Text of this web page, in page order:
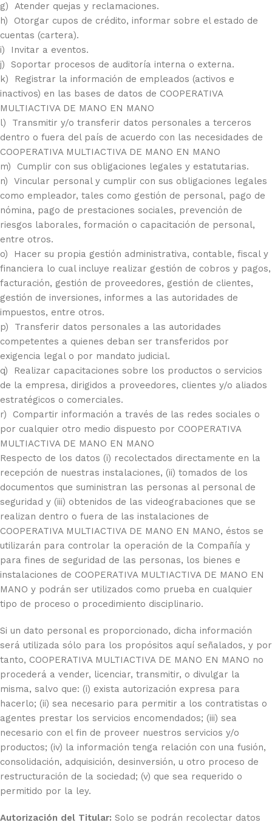
g) Atender quejas y reclamaciones.
h) Otorgar cupos de crédito, informar sobre el estado de
cuentas (cartera).
i) Invitar a eventos.
j) Soportar procesos de auditoría interna o externa.
k) Registrar la información de empleados (activos e
inactivos) en las bases de datos de COOPERATIVA
MULTIACTIVA DE MANO EN MANO
l) Transmitir y/o transferir datos personales a terceros
dentro o fuera del país de acuerdo con las necesidades de
COOPERATIVA MULTIACTIVA DE MANO EN MANO
m) Cumplir con sus obligaciones legales y estatutarias.
n) Vincular personal y cumplir con sus obligaciones legales
como empleador, tales como gestión de personal, pago de
nómina, pago de prestaciones sociales, prevención de
riesgos laborales, formación o capacitación de personal,
entre otros.
o) Hacer su propia gestión administrativa, contable, fiscal y
financiera lo cual incluye realizar gestión de cobros y pagos,
facturación, gestión de proveedores, gestión de clientes,
gestión de inversiones, informes a las autoridades de
impuestos, entre otros.
p) Transferir datos personales a las autoridades
competentes a quienes deban ser transferidos por
exigencia legal o por mandato judicial.
q) Realizar capacitaciones sobre los productos o servicios
de la empresa, dirigidos a proveedores, clientes y/o aliados
estratégicos o comerciales.
r) Compartir información a través de las redes sociales o
por cualquier otro medio dispuesto por COOPERATIVA
MULTIACTIVA DE MANO EN MANO
Respecto de los datos (i) recolectados directamente en la
recepción de nuestras instalaciones, (ii) tomados de los
documentos que suministran las personas al personal de
seguridad y (iii) obtenidos de las videograbaciones que se
realizan dentro o fuera de las instalaciones de
COOPERATIVA MULTIACTIVA DE MANO EN MANO, éstos se
utilizarán para controlar la operación de la Compañía y
para fines de seguridad de las personas, los bienes e
instalaciones de COOPERATIVA MULTIACTIVA DE MANO EN
MANO y podrán ser utilizados como prueba en cualquier
tipo de proceso o procedimiento disciplinario.
Si un dato personal es proporcionado, dicha información
será utilizada sólo para los propósitos aquí señalados, y por
tanto, COOPERATIVA MULTIACTIVA DE MANO EN MANO no
procederá a vender, licenciar, transmitir, o divulgar la
misma, salvo que: (i) exista autorización expresa para
hacerlo; (ii) sea necesario para permitir a los contratistas o
agentes prestar los servicios encomendados; (iii) sea
necesario con el fin de proveer nuestros servicios y/o
productos; (iv) la información tenga relación con una fusión,
consolidación, adquisición, desinversión, u otro proceso de
restructuración de la sociedad; (v) que sea requerido o
permitido por la ley.
Autorización del Titular: Solo se podrán recolectar datos